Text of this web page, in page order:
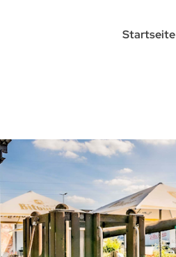
Startseite